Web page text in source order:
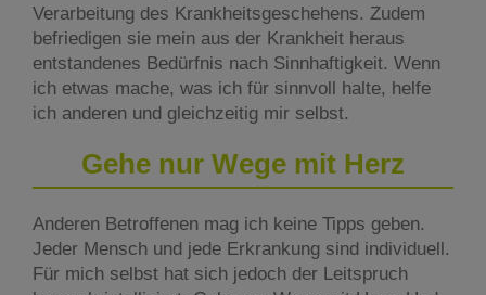
Verarbeitung des Krankheitsgeschehens. Zudem
befriedigen sie mein aus der Krankheit heraus
entstandenes Bedürfnis nach Sinnhaftigkeit. Wenn
ich etwas mache, was ich für sinnvoll halte, helfe
ich anderen und gleichzeitig mir selbst.
Gehe nur Wege mit Herz
Anderen Betroffenen mag ich keine Tipps geben.
Jeder Mensch und jede Erkrankung sind individuell.
Für mich selbst hat sich jedoch der Leitspruch